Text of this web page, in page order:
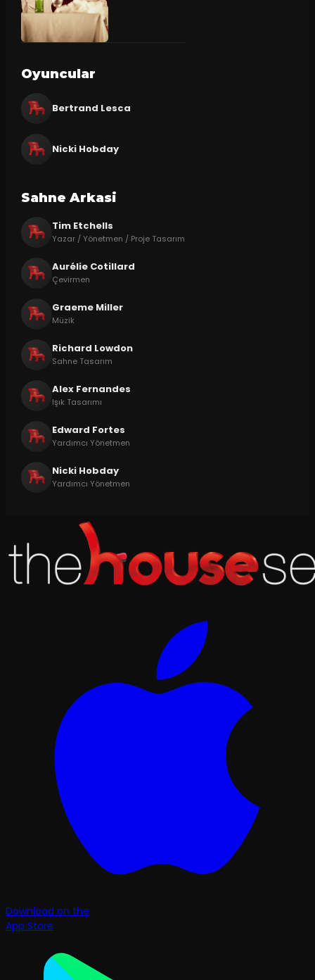
Oyuncular
Bertrand Lesca
Nicki Hobday
Sahne Arkasi
Tim Etchells
Yazar / Yönetmen / Proje Tasarım
Aurélie Cotillard
Çevirmen
Graeme Miller
Müzik
Richard Lowdon
Sahne Tasarım
Alex Fernandes
Işık Tasarımı
Edward Fortes
Yardımcı Yönetmen
Nicki Hobday
Yardımcı Yönetmen
Download on the
App Store